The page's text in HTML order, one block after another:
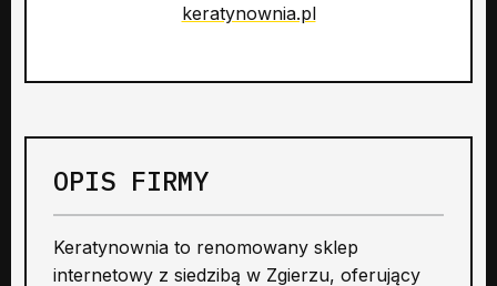
keratynownia.pl
OPIS FIRMY
Keratynownia to renomowany sklep
internetowy z siedzibą w Zgierzu, oferujący